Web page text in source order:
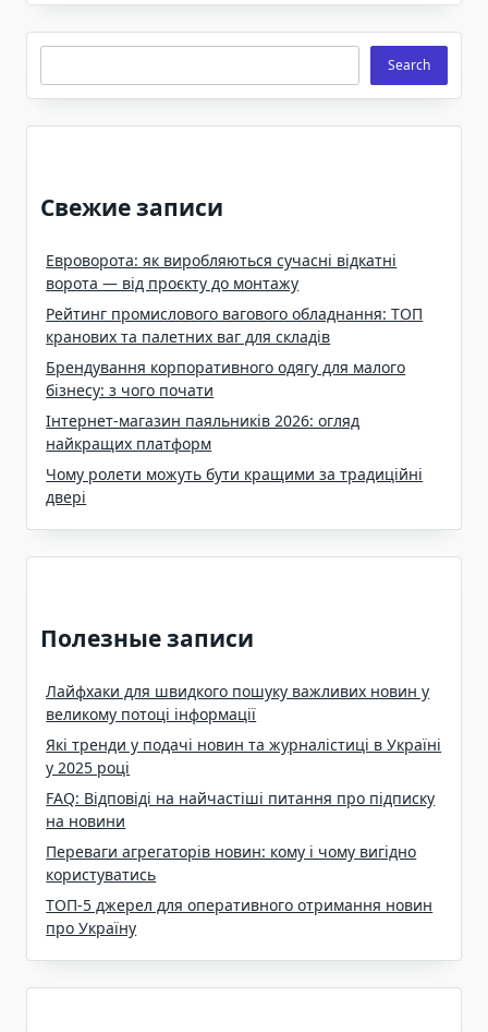
Search Search
Свежие записи
Евроворота: як виробляються сучасні відкатні
ворота — від проєкту до монтажу
Рейтинг промислового вагового обладнання: ТОП
кранових та палетних ваг для складів
Брендування корпоративного одягу для малого
бізнесу: з чого почати
Інтернет-магазин паяльників 2026: огляд
найкращих платформ
Чому ролети можуть бути кращими за традиційні
двері
Полезные записи
Лайфхаки для швидкого пошуку важливих новин у
великому потоці інформації
Які тренди у подачі новин та журналістиці в Україні
у 2025 році
FAQ: Відповіді на найчастіші питання про підписку
на новини
Переваги агрегаторів новин: кому і чому вигідно
користуватись
ТОП-5 джерел для оперативного отримання новин
про Україну